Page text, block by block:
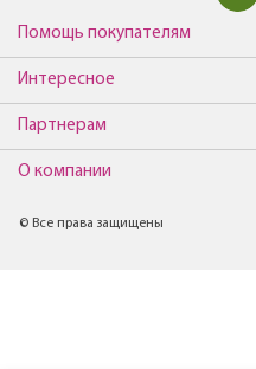
Помощь покупателям
Интересное
Партнерам
О компании
© Все права защищены